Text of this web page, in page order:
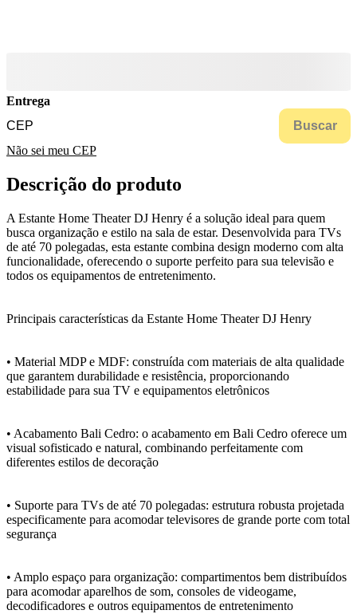
Entrega
Buscar
Não sei meu CEP
Descrição do produto
A Estante Home Theater DJ Henry é a solução ideal para quem
busca organização e estilo na sala de estar. Desenvolvida para TVs
de até 70 polegadas, esta estante combina design moderno com alta
funcionalidade, oferecendo o suporte perfeito para sua televisão e
todos os equipamentos de entretenimento.
Principais características da Estante Home Theater DJ Henry
• Material MDP e MDF: construída com materiais de alta qualidade
que garantem durabilidade e resistência, proporcionando
estabilidade para sua TV e equipamentos eletrônicos
• Acabamento Bali Cedro: o acabamento em Bali Cedro oferece um
visual sofisticado e natural, combinando perfeitamente com
diferentes estilos de decoração
• Suporte para TVs de até 70 polegadas: estrutura robusta projetada
especificamente para acomodar televisores de grande porte com total
segurança
• Amplo espaço para organização: compartimentos bem distribuídos
para acomodar aparelhos de som, consoles de videogame,
decodificadores e outros equipamentos de entretenimento